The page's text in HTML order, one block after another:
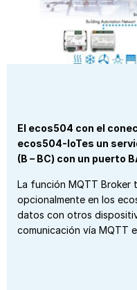
El ecos504 con el
ecos504-IoTes un
(B – BC) con un puerto
La función MQTT Broker
opcionalmente en los
datos con otros
comunicación vía MQTT